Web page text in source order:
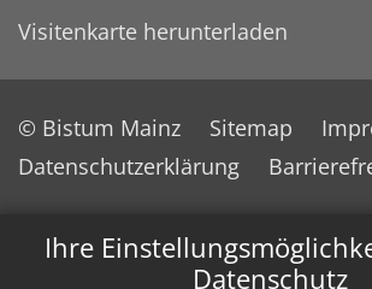
Ihre
Datenschutz
Visitenkarte herunterladen
© Bistum Mainz Sitemap
Datenschutzerklärung